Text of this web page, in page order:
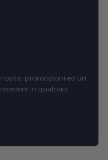
promozioni ed un
in qualsiasi